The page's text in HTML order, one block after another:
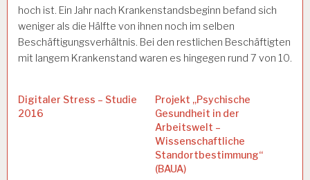
hoch ist. Ein Jahr nach Krankenstandsbeginn befand sich
weniger als die Hälfte von ihnen noch im selben
Beschäftigungsverhältnis. Bei den restlichen Beschäftigten
mit langem Krankenstand waren es hingegen rund 7 von 10.
Digitaler Stress – Studie
2016
Projekt „Psychische
Gesundheit in der
Arbeitswelt –
Wissenschaftliche
Standortbestimmung“
(BAUA)